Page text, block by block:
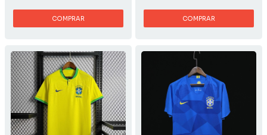
COMPRAR COMPRAR